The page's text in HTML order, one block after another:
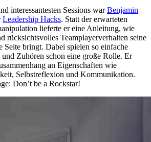
interessantesten Sessions warBenjamin
Leadership Hacks. Statt der erwarteten
lieferte er eine Anleitung, wie
rücksichtsvolles Teamplayerverhalten seine
Seite bringt. Dabei spielen so einfache
Zuhören schon eine große Rolle. Er
an Eigenschaften wie
Selbstreflexion und Kommunikation.
Don’t be a Rockstar!